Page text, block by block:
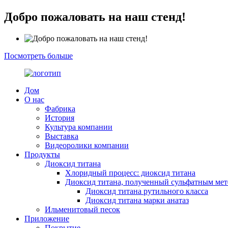
Добро пожаловать на наш стенд!
Посмотреть больше
Дом
О нас
Фабрика
История
Культура компании
Выставка
Видеоролики компании
Продукты
Диоксид титана
Хлоридный процесс: диоксид титана
Диоксид титана, полученный сульфатным
Диоксид титана рутильного класса
Диоксид титана марки анатаз
Ильменитовый песок
Приложение